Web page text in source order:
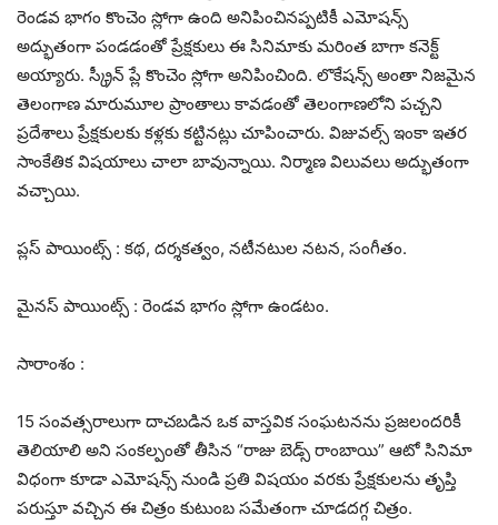
రెండవ భాగం కొంచెం స్లోగా ఉంది అనిపించినప్పటికీ ఎమోషన్స్
అద్భుతంగా పండడంతో ప్రేక్షకులు ఈ సినిమాకు మరింత బాగా కనెక్ట్
అయ్యారు. స్క్రీన్ ప్లే కొంచెం స్లోగా అనిపించింది. లొకేషన్స్ అంతా నిజమైన
తెలంగాణ మారుమూల ప్రాంతాలు కావడంతో తెలంగాణలోని పచ్చని
ప్రదేశాలు ప్రేక్షకులకు కళ్లకు కట్టినట్లు చూపించారు. విజువల్స్ ఇంకా ఇతర
సాంకేతిక విషయాలు చాలా బావున్నాయి. నిర్మాణ విలువలు అద్భుతంగా
వచ్చాయి.
ప్లస్ పాయింట్స్ : కథ, దర్శకత్వం, నటీనటుల నటన, సంగీతం.
మైనస్ పాయింట్స్ : రెండవ భాగం స్లోగా ఉండటం.
సారాంశం :
15 సంవత్సరాలుగా దాచబడిన ఒక వాస్తవిక సంఘటనను ప్రజలందరికీ
తెలియాలి అని సంకల్పంతో తీసిన “రాజు బెడ్స్ రాంబాయి” ఆటో సినిమా
విధంగా కూడా ఎమోషన్స్ నుండి ప్రతి విషయం వరకు ప్రేక్షకులను తృప్తి
పరుస్తూ వచ్చిన ఈ చిత్రం కుటుంబ సమేతంగా చూడదగ్గ చిత్రం.